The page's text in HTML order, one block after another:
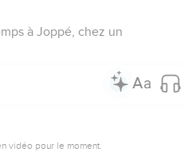
à Joppé, chez un
vidéo pour le moment.